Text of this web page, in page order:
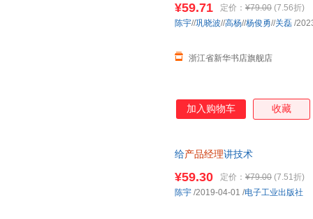
¥59.71 定价： ¥79.00 (7.56折)
浙江省新华书店旗舰店
陈宇//巩晓波//高杨//杨俊勇//关磊 /
加入购物车 收藏
给产品经理讲技术
¥59.30 定价： ¥79.00 (7.51折)
陈宇 /2019-04-01 /电子工业出版社